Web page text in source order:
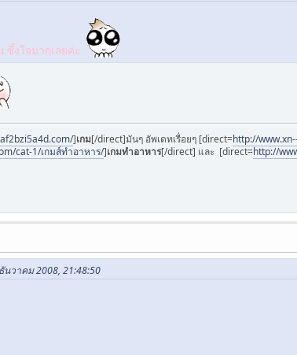
งใจมากเลยค่ะ
]เกม[/direct]มันๆ อัพเดทเรื่อยๆ [direct=http://
cat-1/เกมส์ทําอาหาร/]เกมทําอาหาร[/direct] และ [direct=http://
นวาคม 2008, 21:48:50